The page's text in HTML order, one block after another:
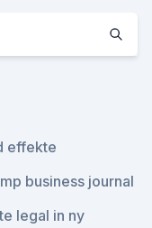
effekte
business journal
legal in ny